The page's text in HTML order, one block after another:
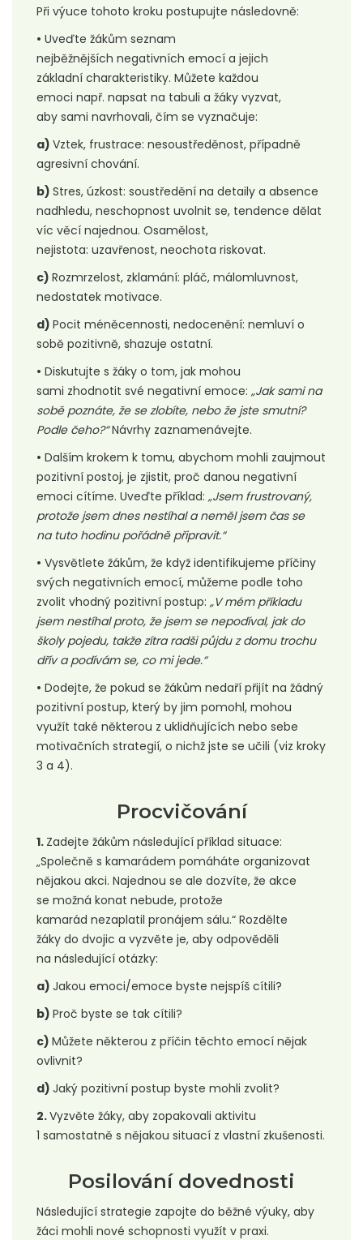
Při výuce tohoto kroku postupujte následovně:
• Uveďte žákům seznam
nejběžnějších negativních emocí a jejich
základní charakteristiky. Můžete každou
emoci např. napsat na tabuli a žáky vyzvat,
aby sami navrhovali, čím se vyznačuje:
a) Vztek, frustrace: nesoustředěnost, případně
agresivní chování.
b) Stres, úzkost: soustředění na detaily a absence
nadhledu, neschopnost uvolnit se, tendence dělat
víc věcí najednou. Osamělost,
nejistota: uzavřenost, neochota riskovat.
c) Rozmrzelost, zklamání: pláč, málomluvnost,
nedostatek motivace.
d) Pocit méněcennosti, nedocenění: nemluví o
sobě pozitivně, shazuje ostatní.
• Diskutujte s žáky o tom, jak mohou
sami zhodnotit své negativní emoce: „Jak sami na
sobě poznáte, že se zlobíte, nebo že jste smutní?
Podle čeho?“Návrhy zaznamenávejte.
• Dalším krokem k tomu, abychom mohli zaujmout
pozitivní postoj, je zjistit, proč danou negativní
emoci cítíme. Uveďte příklad: „Jsem frustrovaný,
protože jsem dnes nestíhal a neměl jsem čas se
na tuto hodinu pořádně připravit.“
• Vysvětlete žákům, že když identifikujeme příčiny
svých negativních emocí, můžeme podle toho
zvolit vhodný pozitivní postup: „V mém příkladu
jsem nestíhal proto, že jsem se nepodíval, jak do
školy pojedu, takže zítra radši půjdu z domu trochu
dřív a podívám se, co mi jede.“
• Dodejte, že pokud se žákům nedaří přijít na žádný
pozitivní postup, který by jim pomohl, mohou
využít také některou z uklidňujících nebo sebe
motivačních strategií, o nichž jste se učili (viz kroky
3 a 4).
Procvičování
1. Zadejte žákům následující příklad situace:
„Společně s kamarádem pomáháte organizovat
nějakou akci. Najednou se ale dozvíte, že akce
se možná konat nebude, protože
kamarád nezaplatil pronájem sálu.“ Rozdělte
žáky do dvojic a vyzvěte je, aby odpověděli
na následující otázky:
a) Jakou emoci/emoce byste nejspíš cítili?
b) Proč byste se tak cítili?
c) Můžete některou z příčin těchto emocí nějak
ovlivnit?
d) Jaký pozitivní postup byste mohli zvolit?
2.Vyzvěte žáky, aby zopakovali aktivitu
1 samostatně s nějakou situací z vlastní zkušenosti.
Posilování dovednosti
Následující strategie zapojte do běžné výuky, aby
žáci mohli nové schopnosti využít v praxi.